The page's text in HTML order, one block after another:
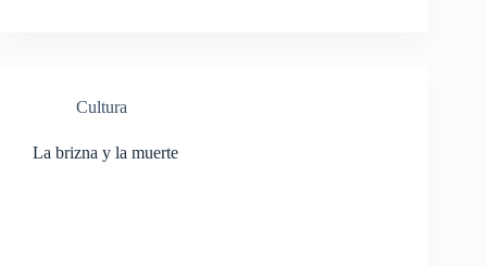
Cultura
La brizna y la muerte